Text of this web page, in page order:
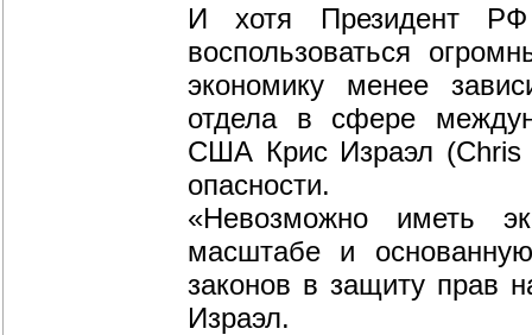
И хотя Президент РФ
воспользоваться
экономику менее
отдела в сфере
США Крис Израэл (Chris
опасности.
«Невозможно иметь
масштабе и
законов в защиту прав
Израэл.